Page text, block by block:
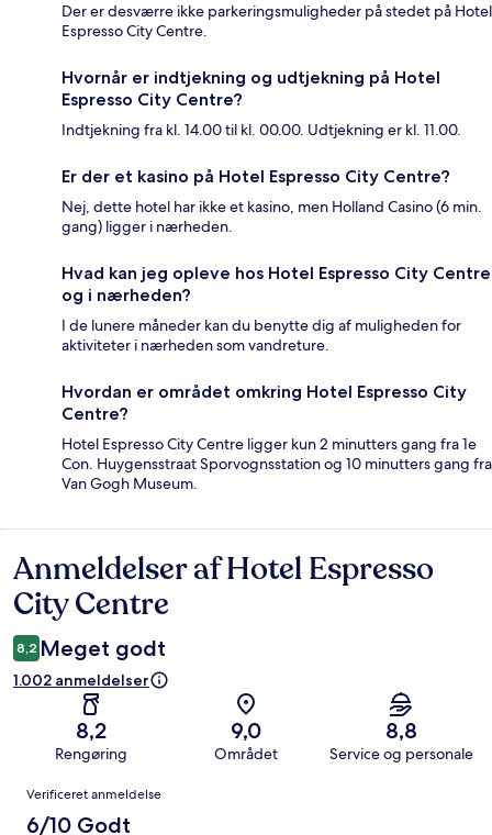
Der er desværre ikke parkeringsmuligheder på stedet på Hotel
Espresso City Centre.
Hvornår er indtjekning og udtjekning på Hotel
Espresso City Centre?
Indtjekning fra kl. 14.00 til kl. 00.00. Udtjekning er kl. 11.00.
Er der et kasino på Hotel Espresso City Centre?
Nej, dette hotel har ikke et kasino, men Holland Casino (6 min.
gang) ligger i nærheden.
Hvad kan jeg opleve hos Hotel Espresso City Centre
og i nærheden?
I de lunere måneder kan du benytte dig af muligheden for
aktiviteter i nærheden som vandreture.
Hvordan er området omkring Hotel Espresso City
Centre?
Hotel Espresso City Centre ligger kun 2 minutters gang fra 1e
Con. Huygensstraat Sporvognsstation og 10 minutters gang fra
Van Gogh Museum.
Anmeldelser
Anmeldelser af Hotel Espresso
City Centre
8,2 Meget godt
1.002 anmeldelser
8,2
Rengøring
9,0
Området
8,8
Service og personale
Anmeldelser
Verificeret anmeldelse
6/10 Godt